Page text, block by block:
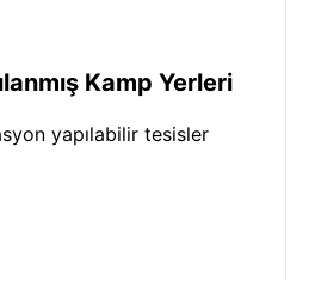
Kamp Yerleri
yapılabilir tesisler